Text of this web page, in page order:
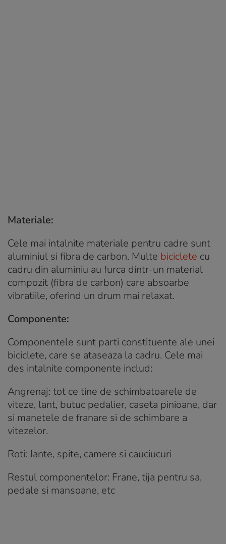
Materiale:
Cele mai intalnite materiale pentru cadre sunt
aluminiul si fibra de carbon. Multe biciclete cu
cadru din aluminiu au furca dintr-un material
compozit (fibra de carbon) care absoarbe
vibratiile, oferind un drum mai relaxat.
Componente:
Componentele sunt parti constituente ale unei
biciclete, care se ataseaza la cadru. Cele mai
des intalnite componente includ:
Angrenaj: tot ce tine de schimbatoarele de
viteze, lant, butuc pedalier, caseta pinioane, dar
si manetele de franare si de schimbare a
vitezelor.
Roti: Jante, spite, camere si cauciucuri
Restul componentelor: Frane, tija pentru sa,
pedale si mansoane, etc